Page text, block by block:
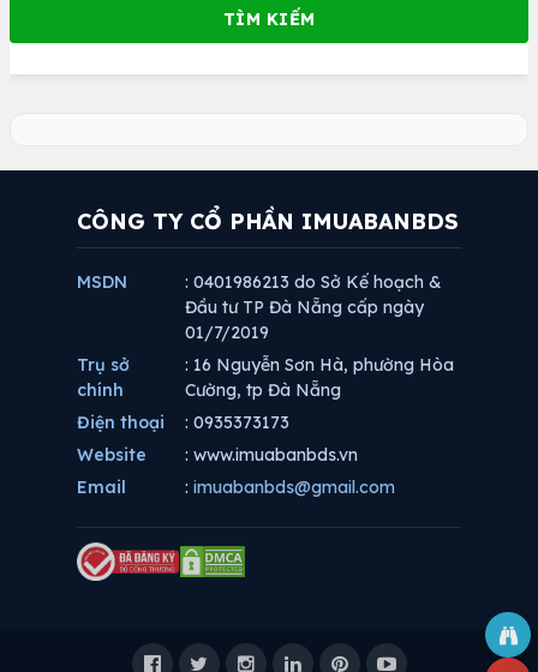
CÔNG TY CỔ PHẦN IMUABANBDS
MSDN
: 0401986213 do Sở Kế hoạch &
Đầu tư TP Đà Nẵng cấp ngày
01/7/2019
Trụ sở
chính
: 16 Nguyễn Sơn Hà, phường Hòa
Cường, tp Đà Nẵng
Điện thoại
: 0935373173
Website
: www.imuabanbds.vn
Email
: imuabanbds@gmail.com